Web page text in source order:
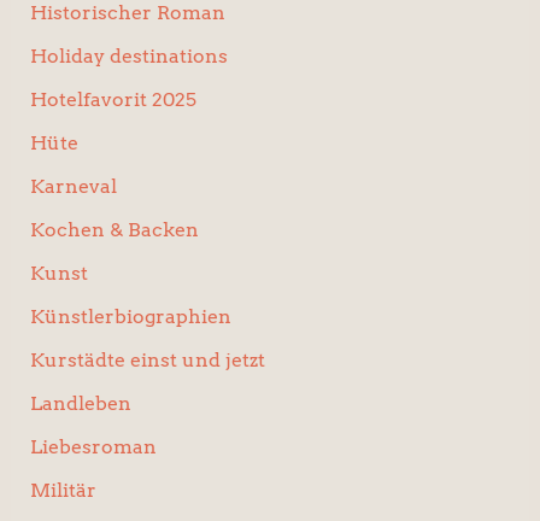
Historischer Roman
Holiday destinations
Hotelfavorit 2025
Hüte
Karneval
Kochen & Backen
Kunst
Künstlerbiographien
Kurstädte einst und jetzt
Landleben
Liebesroman
Militär